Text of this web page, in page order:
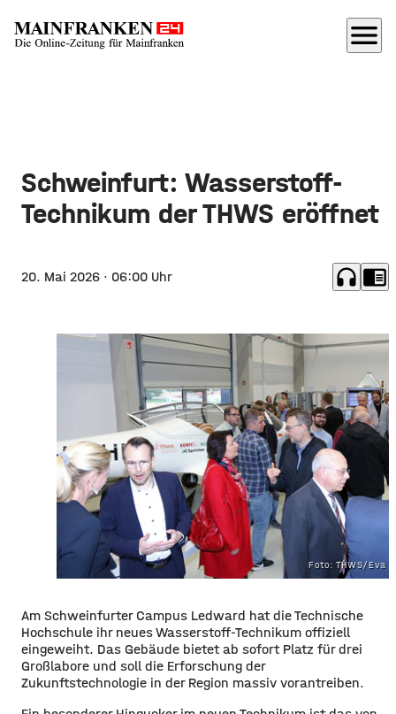
menu
Schweinfurt: Wasserstoff-
Technikum der THWS eröffnet
20. Mai 2026 · 06:00 Uhr headphones chrome_reader_mode
Foto: THWS/Eva
Am Schweinfurter Campus Ledward hat die Technische
Hochschule ihr neues Wasserstoff-Technikum offiziell
eingeweiht. Das Gebäude bietet ab sofort Platz für drei
Großlabore und soll die Erforschung der
Zukunftstechnologie in der Region massiv vorantreiben.